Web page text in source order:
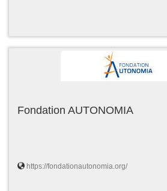
Fondation AUTONOMIA
https://fondationautonomia.org/